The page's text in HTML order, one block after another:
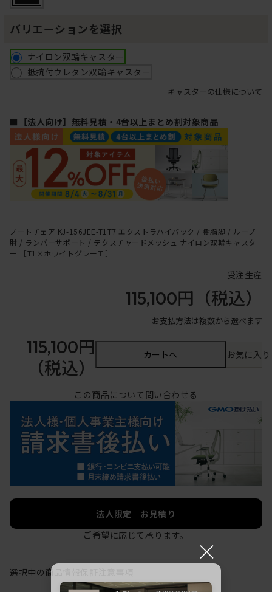
バリエーションを選択
ナイロン双輪キャスター
抵抗付ウレタン双輪キャスター
キャスターの仕様について
■【法人向け】無料見積・4台以上まとめ割対象商品
ノートチェア KJ-156JEE-T1T7 エクストラハイバック / 樹脂脚 / ループ
肘 / ランバーサポート / テクスチャードメッシュ ナイロン双輪キャスタ
ー ［T1×ホワイトグレーＴ］
受注生産
115,100円 （税込）
お支払方法は複数から選べます
115,100円
（税込）
カートへ お気に入
この商品について問い合わせる
法人限定 お見積り
ご希望に応じて承ります。
選択中の商品情報
×